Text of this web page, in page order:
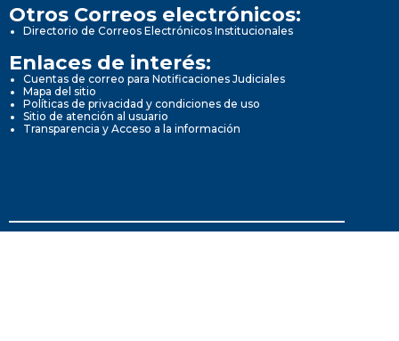
Otros Correos electrónicos:
Directorio de Correos Electrónicos Institucionales
Enlaces de interés:
Cuentas de correo para Notificaciones Judiciales
Mapa del sitio
Políticas de privacidad y condiciones de uso
Sitio de atención al usuario
Transparencia y Acceso a la información